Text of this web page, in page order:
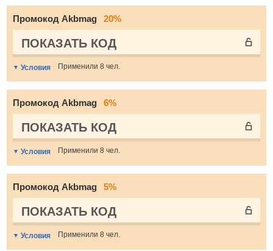
Промокод Akbmag 20%
ПОКАЗАТЬ КОД
Условия Применили 8 чел.
Промокод Akbmag 6%
ПОКАЗАТЬ КОД
Условия Применили 8 чел.
Промокод Akbmag 5%
ПОКАЗАТЬ КОД
Условия Применили 8 чел.